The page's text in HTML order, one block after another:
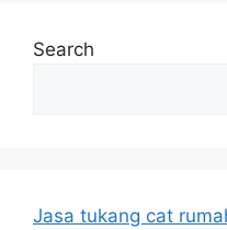
Search
Jasa tukang cat